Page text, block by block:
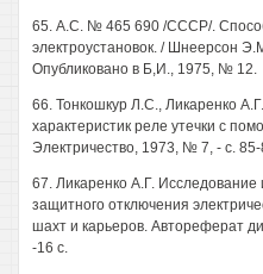
65. А.С. № 465 690 /СССР/.
электроустановок. / Шнеерсон
Опубликовано в Б,И., 1975, № 12.
66. Тонкошкур Л.С., Ликаренко
характеристик реле утечки с
Электричество, 1973, № 7, - с.
67. Ликаренко А.Г.
защитного отключения
шахт и карьеров. Автореферат
-16 с.